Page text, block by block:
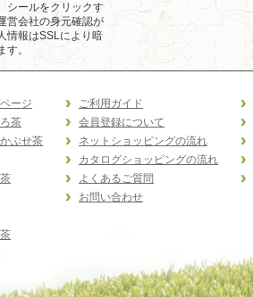
シールをクリックす
営会社の身元確認が
情報はSSLにより暗
す。
ージ
茶
ぶせ茶
ご利用ガイド
会員登録について
ネットショッピングの流れ
カタログショッピングの流れ
よくあるご質問
お問い合わせ